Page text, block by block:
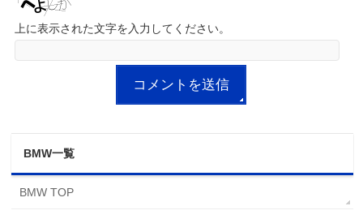
上に表示された文字を入力してください。
BMW一覧
BMW TOP